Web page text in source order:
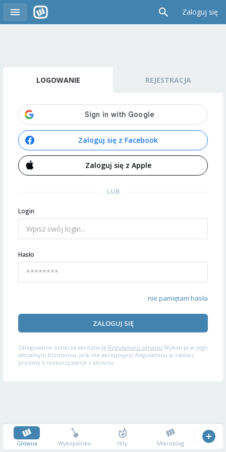
Zaloguj się
LOGOWANIE REJESTRACJA
Zaloguj się z Facebook
Zaloguj się z Apple
LUB
Login
Hasło
nie pamiętam hasła
ZALOGUJ SIĘ
Zalogowanie oznacza akceptację Regulaminu serwisu Wykop.pl w jego
aktualnym brzmieniu. Jeśli nie akceptujesz Regulaminu w całości,
prosimy o niekorzystanie z serwisu.
Główna Wykopalisko Hity Mikroblog